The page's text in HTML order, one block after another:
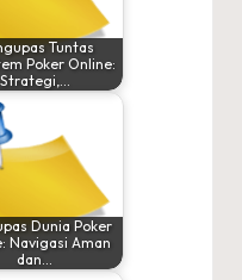
Tuntas
Poker Online:
Strategi,…
Dunia Poker
Navigasi Aman
dan…